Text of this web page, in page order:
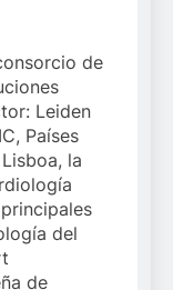
de
Leiden
Países
la
del
de